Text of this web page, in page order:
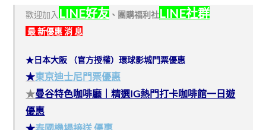
歡迎加入 LINE好友 、 團購福利社LINE社群
最 新優惠 消 息
★日本大阪 （官方授權）環球影城門票優惠
★東京迪士尼門票優惠
★曼谷特色咖啡廳｜精選IG熱門打卡咖啡館一日遊
優惠
★泰國機場接送 優惠